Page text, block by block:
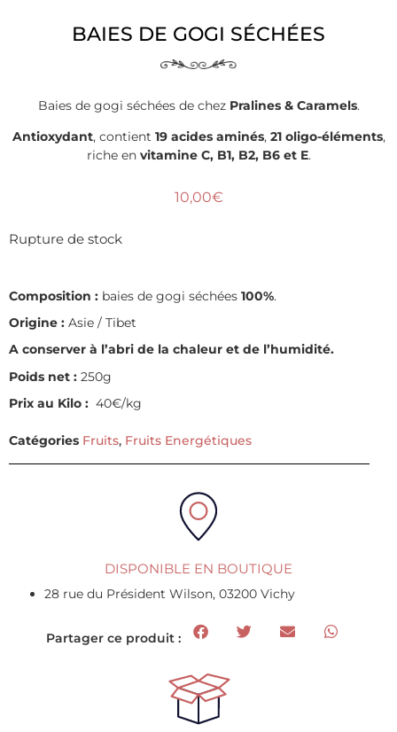
BAIES DE GOGI SÉCHÉES
Baies de gogi séchées de chez Pralines & Caramels.
Antioxydant, contient 19 acides aminés, 21 oligo-éléments,
riche en vitamine C, B1, B2, B6 et E.
10,00€
Rupture de stock
Composition : baies de gogi séchées 100%.
Origine : Asie / Tibet
A conserver à l’abri de la chaleur et de l’humidité.
Poids net : 250g
Prix au Kilo : 40€/kg
Catégories Fruits, Fruits Energétiques
DISPONIBLE EN BOUTIQUE
28 rue du Président Wilson, 03200 Vichy
Partager ce produit :